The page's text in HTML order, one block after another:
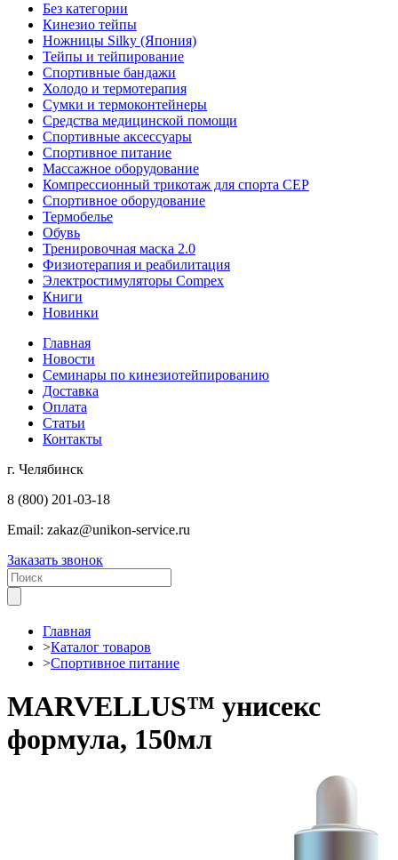
Без категории
Кинезио тейпы
Ножницы Silky (Япония)
Тейпы и тейпирование
Спортивные бандажи
Холодо и термотерапия
Сумки и термоконтейнеры
Средства медицинской помощи
Спортивные аксессуары
Спортивное питание
Массажное оборудование
Компрессионный трикотаж для спорта СЕР
Спортивное оборудование
Термобелье
Обувь
Тренировочная маска 2.0
Физиотерапия и реабилитация
Электростимуляторы Compex
Книги
Новинки
Главная
Новости
Семинары по кинезиотейпированию
Доставка
Оплата
Статьи
Контакты
г. Челябинск
8 (800) 201-03-18
Email: zakaz@unikon-service.ru
Заказать звонок
Главная
>Каталог товаров
>Спортивное питание
MARVELLUS™ унисекс
формула, 150мл